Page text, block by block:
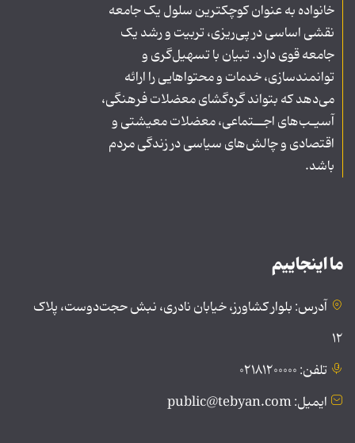
خانواده به عنوان کوچکترین سلول یک جامعه
نقشی اساسی در پی‌ریزی، تربیت و رشد یک
جامعه قوی دارد. تبیان با تسهیل‌گری و
توانمندسازی، خدمات و محتواهایی را ارائه
می‌دهد که بتواند گره‌گشای معضلات فرهنگی،
آسیـب‌های اجــتماعی، معضلات معیشتی و
اقتصادی و چالش‌های سیاسی در زندگی مردم
باشد.
ما اینجاییم
آدرس: بلوار کشاورز، خیابان نادری، نبش حجت‌دوست، پلاک
۱۲
تلفن: ۰۲۱۸۱۲۰۰۰۰۰
ایمیل: public@tebyan.com